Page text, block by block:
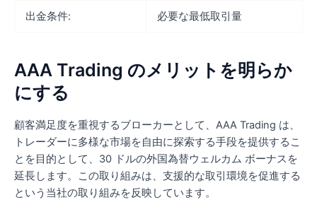
出金条件: 必要な最低取引量
AAA Trading のメリットを明らか
にする
顧客満足度を重視するブローカーとして、AAA Trading は、
トレーダーに多様な市場を自由に探索する手段を提供するこ
とを目的として、30 ドルの外国為替ウェルカム ボーナスを
延長します。この取り組みは、支援的な取引環境を促進する
という当社の取り組みを反映しています。